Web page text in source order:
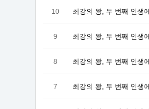
10 최강의 왕, 두 번째 인생
9 최강의 왕, 두 번째 인생
8 최강의 왕, 두 번째 인생
7 최강의 왕, 두 번째 인생